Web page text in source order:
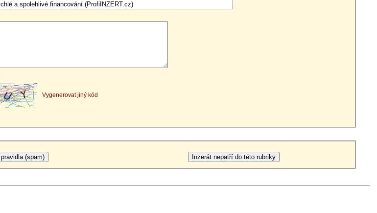
Vygenerovat jiný kód